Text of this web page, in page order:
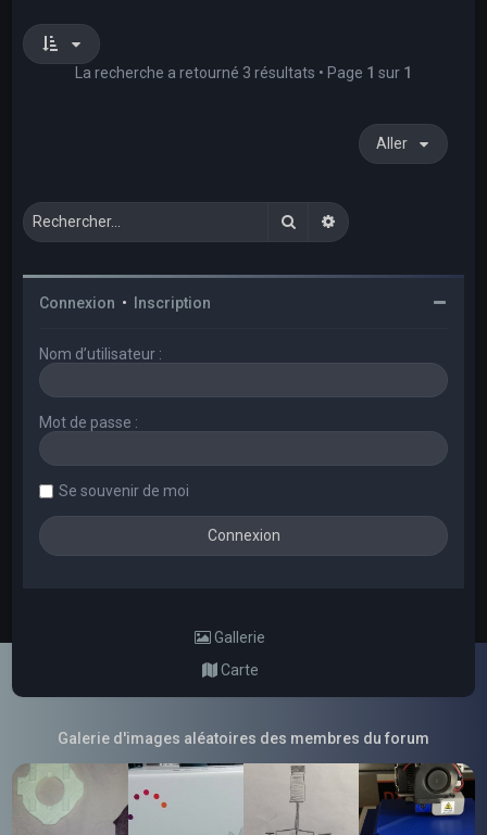
La recherche a retourné 3 résultats • Page 1 sur 1
Aller
RechercherRecherche avancée
Connexion • Inscription
Nom d’utilisateur :
Mot de passe :
Se souvenir de moi
Gallerie
Carte
Galerie d'images aléatoires des membres du forum